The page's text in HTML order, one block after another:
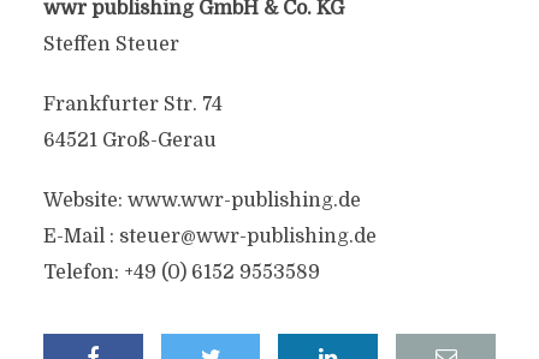
wwr publishing GmbH & Co. KG
Steffen Steuer
Frankfurter Str. 74
64521 Groß-Gerau
Website: www.wwr-publishing.de
E-Mail : steuer@wwr-publishing.de
Telefon: +49 (0) 6152 9553589